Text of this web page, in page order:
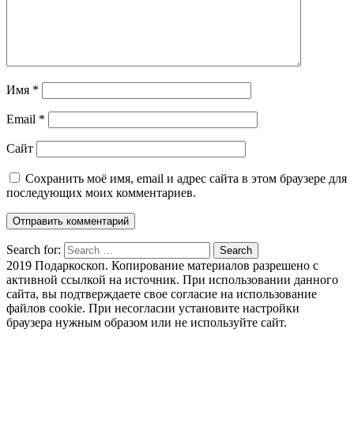
Имя *
Email *
Сайт
Сохранить моё имя, email и адрес сайта в этом браузере для
последующих моих комментариев.
Search for: Search
2019 Подаркоскоп. Копирование материалов разрешено с
активной ссылкой на источник. При использовании данного
сайта, вы подтверждаете свое согласие на использование
файлов cookie. При несогласии установите настройки
браузера нужным образом или не используйте сайт.